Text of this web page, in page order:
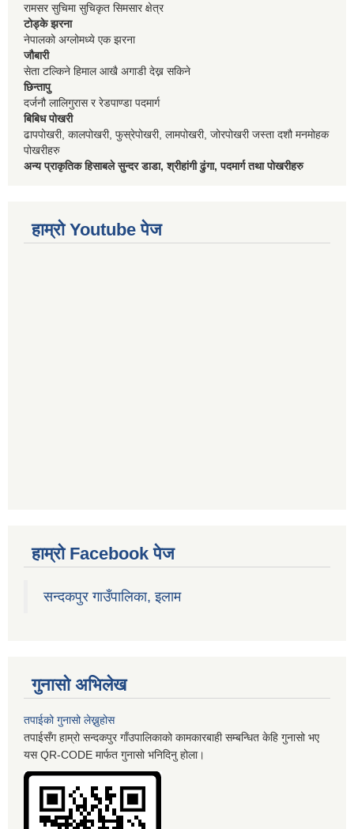
रामसर सुचिमा सुचिकृत सिमसार क्षेत्र
टोड्के झरना
नेपालको अग्लोमध्ये एक झरना
जौबारी
सेता टल्किने हिमाल आखै अगाडी देख्न सकिने
छिन्तापु
दर्जनौ लालिगुरास र रेडपाण्डा पदमार्ग
बिबिध पोखरी
ढापपोखरी, कालपोखरी, फुस्रेपोखरी, लामपोखरी, जोरपोखरी जस्ता दशौ मनमोहक
पोखरीहरु
अन्य प्राकृतिक हिसाबले सुन्दर डाडा, श्रीहांगी ढुंगा, पदमार्ग तथा पोखरीहरु
हाम्रो Youtube पेज
हाम्रो Facebook पेज
सन्दकपुर गाउँपालिका, इलाम
गुनासो अभिलेख
तपाईको गुनासो लेख्नुहोस
तपाईसँग हाम्रो सन्दकपुर गाँउपालिकाको कामकारबाही सम्बन्धित केहि गुनासो भए
यस QR-CODE मार्फत गुनासो भनिदिनु होला।